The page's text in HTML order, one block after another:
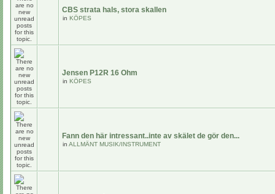
CBS strata hals, stora skallen
in KÖPES
Jensen P12R 16 Ohm
in KÖPES
Fann den här intressant..inte av skälet de gör den...
in ALLMÄNT MUSIK/INSTRUMENT